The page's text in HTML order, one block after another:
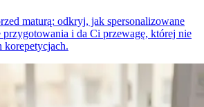
maturą: odkryj, jak spersonalizowane
i da Ci przewagę, której nie
korepetycjach.